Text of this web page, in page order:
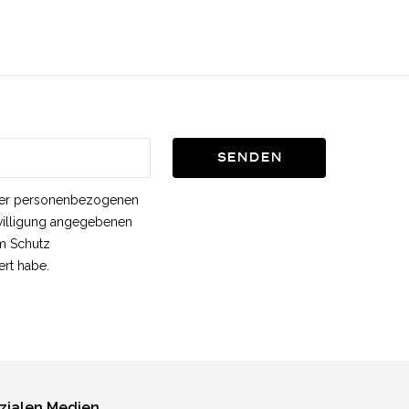
personenbezogenen
angegebenen
Schutz
habe.
Senden